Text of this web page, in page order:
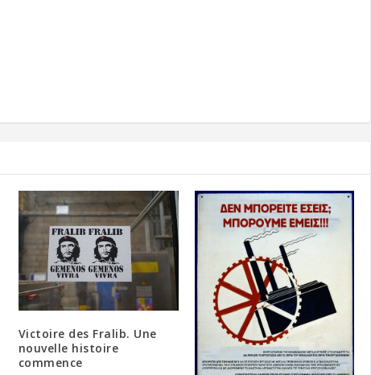
Victoire des Fralib. Une
nouvelle histoire
commence